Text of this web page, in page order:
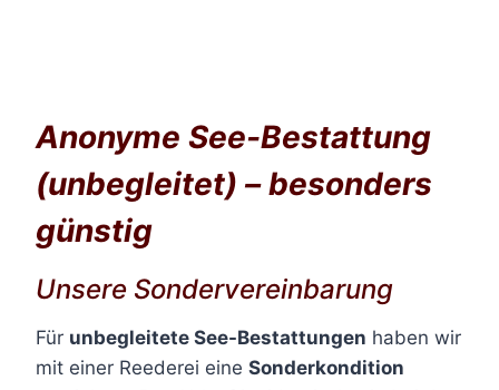
Anonyme See-Bestattung
(unbegleitet) – besonders
günstig
Unsere Sondervereinbarung
Für unbegleitete See-Bestattungen haben wir
mit einer Reederei eine Sonderkondition